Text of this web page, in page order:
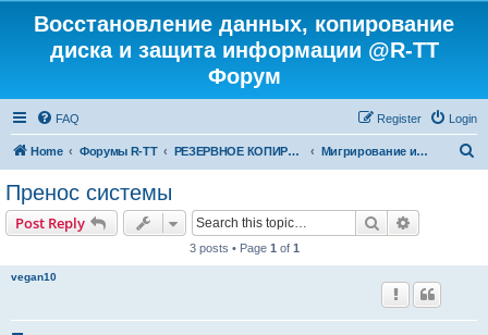
Восстановление данных, копирование
диска и защита информации @R-TT
Форум
FAQ Login
Register
Home Форумы R-TT РЕЗЕРВНОЕ КОПИРОВАНИЕ И ВОССТАНОВЛЕНИЕ СИСТЕМ Мигрирование и Клонирование Систем
Пренос системы
Post Reply Search
3 posts • Page 1 of 1
vegan10